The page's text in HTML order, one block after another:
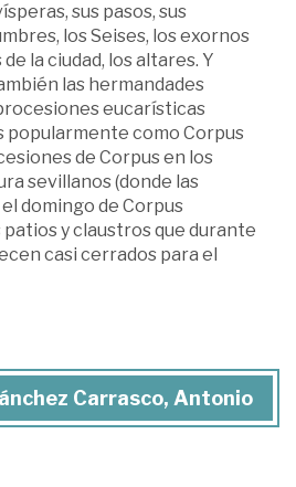
sus pasos, sus
los Seises, los exornos
la ciudad, los altares. Y
las hermandades
eucarísticas
popularmente como Corpus
de Corpus en los
sevillanos (donde las
domingo de Corpus
y claustros que durante
casi cerrados para el
Carrasco, Antonio